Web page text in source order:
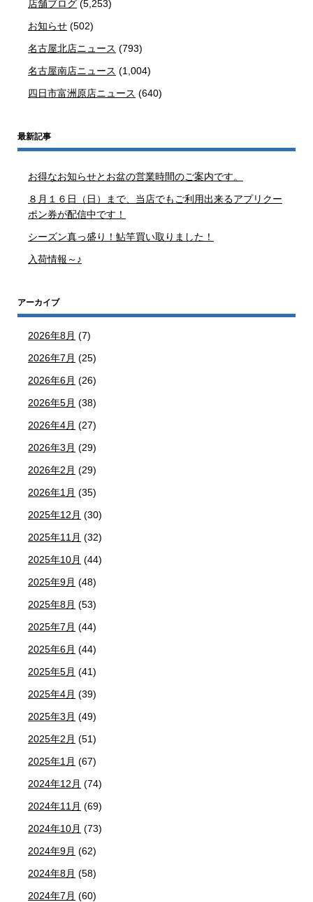
店舗ブログ (5,253)
お知らせ (502)
名古屋北店ニュース (793)
名古屋南店ニュース (1,004)
四日市富洲原店ニュース (640)
最新記事
お得なお知らせとお盆の営業時間のご案内です。
８月１６日（日）まで、当店でもご利用出来るアプリクー
ポン券が配信中です！
シーズン真っ盛り！鮎竿買い取りました！
入荷情報～♪
アーカイブ
2026年8月 (7)
2026年7月 (25)
2026年6月 (26)
2026年5月 (38)
2026年4月 (27)
2026年3月 (29)
2026年2月 (29)
2026年1月 (35)
2025年12月 (30)
2025年11月 (32)
2025年10月 (44)
2025年9月 (48)
2025年8月 (53)
2025年7月 (44)
2025年6月 (44)
2025年5月 (41)
2025年4月 (39)
2025年3月 (49)
2025年2月 (51)
2025年1月 (67)
2024年12月 (74)
2024年11月 (69)
2024年10月 (73)
2024年9月 (62)
2024年8月 (58)
2024年7月 (60)